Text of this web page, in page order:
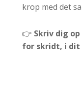
krop med det
👉 Skriv dig
for skridt, i dit